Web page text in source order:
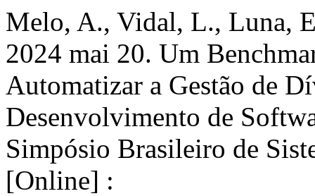
Melo, A., Vidal, L., Luna,
2024 mai 20. Um
Automatizar a Gestão de
Desenvolvimento de
Simpósio Brasileiro de
[Online] :